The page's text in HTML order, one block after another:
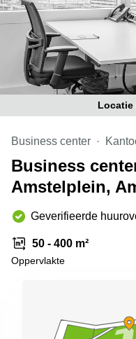
Amsterdam
Westpoort
Business
center
Den
Haag
Coworking
space
Breda
Coworking
in Arnhem
Coworking
Hilversum
Coworking
space
Zwolle
Kantoor
Locatie
Business center
Business
Amstelplein,
Geverifieerde
50 - 400 m²
Oppervlakte